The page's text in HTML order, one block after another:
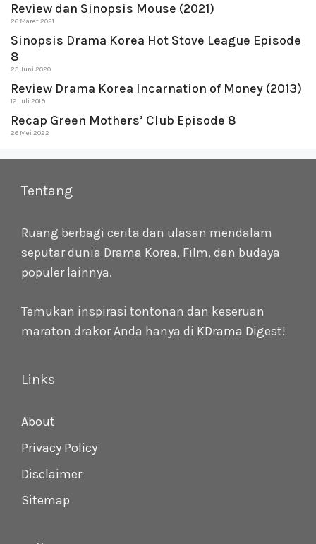
Review dan Sinopsis Mouse (2021)
26 Maret 2021
Sinopsis Drama Korea Hot Stove League Episode
8
23 Juni 2020
Review Drama Korea Incarnation of Money (2013)
12 Juli 2019
Recap Green Mothers’ Club Episode 8
26 Mei 2022
Tentang
Ruang berbagi cerita dan ulasan mendalam
seputar dunia Drama Korea, Film, dan budaya
populer lainnya.
Temukan inspirasi tontonan dan keseruan
maraton drakor Anda hanya di KDrama Digest!
Links
About
Privacy Policy
Disclaimer
Sitemap